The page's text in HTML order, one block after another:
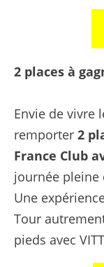
2 places à
Envie de vivre
remporter 2
France Club
journée pleine
Une
Tour
pieds avec